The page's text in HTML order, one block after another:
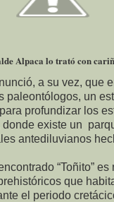
Alpaca lo trató con
a su vez, que
paleontólogos, un
profundizar los
existe un
antediluvianos
“Toñito”
que
el periodo